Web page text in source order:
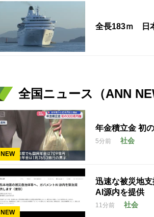
全長183ｍ 日
全国ニュース（ANN
NEW
年金積立金 初
5分前 社会
NEW
迅速な被災地
AI源内を提供
11分前 社会